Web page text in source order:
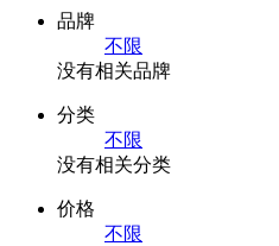
品牌
不限
没有相关品牌
分类
不限
没有相关分类
价格
不限